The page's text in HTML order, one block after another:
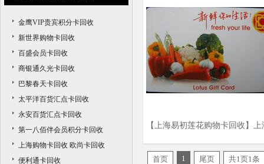
金鹰VIP贵宾积分卡回收
新世界购物卡回收
百盛会员卡回收
商银通久光卡回收
巴黎春天卡回收
太平洋百货汇点卡回收
永安百货汇点卡回收
第一八佰伴会员积分卡回收
上海购物卡回收 欧尚卡回收
便利通卡回收
【上海易初莲花购物卡回收】上
莲花购物卡回收价格
首页
1 尾页 共1页1条